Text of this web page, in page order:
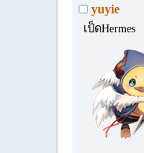
yuyie
เป็ดHermes